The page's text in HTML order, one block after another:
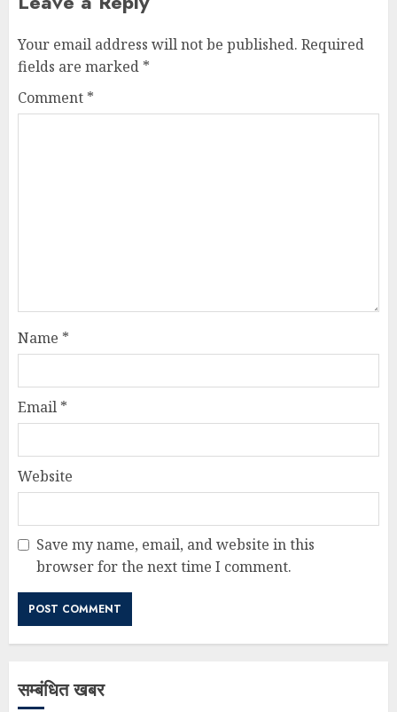
Your email address will not be published. Required
fields are marked *
Comment *
Name *
Email *
Website
Save my name, email, and website in this
browser for the next time I comment.
सम्बंधित खबर